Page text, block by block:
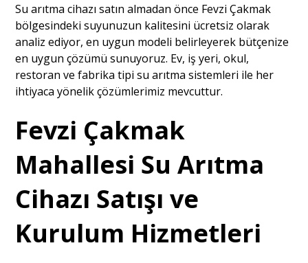
Su arıtma cihazı satın almadan önce Fevzi Çakmak
bölgesindeki suyunuzun kalitesini ücretsiz olarak
analiz ediyor, en uygun modeli belirleyerek bütçenize
en uygun çözümü sunuyoruz. Ev, iş yeri, okul,
restoran ve fabrika tipi su arıtma sistemleri ile her
ihtiyaca yönelik çözümlerimiz mevcuttur.
Fevzi Çakmak
Mahallesi Su Arıtma
Cihazı Satışı ve
Kurulum Hizmetleri